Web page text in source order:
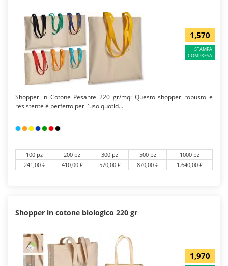
1,570
STAMPA
COMPRESA
Shopper in Cotone Pesante 220 gr/mq: Questo shopper robusto e
resistente è perfetto per l'uso quotid...
100 pz 200 pz 300 pz 500 pz
1000 pz
241,00 €
410,00 € 570,00 € 870,00 € 1.640,00 €
Shopper in cotone biologico 220 gr
1,970